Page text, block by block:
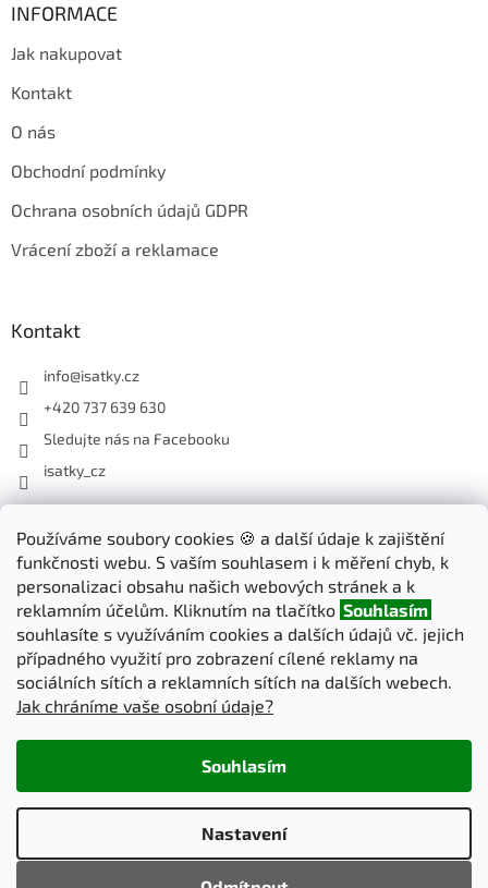
Používáme soubory cookies 🍪 a další údaje k zajištění
funkčnosti webu. S vaším souhlasem i k měření chyb, k
personalizaci obsahu našich webových stránek a k
reklamním účelům. Kliknutím na tlačítko Souhlasím
souhlasíte s využíváním cookies a dalších údajů vč. jejich
případného využití pro zobrazení cílené reklamy na
sociálních sítích a reklamních sítích na dalších webech.
Jak chráníme vaše osobní údaje?
Nastavení
Souhlasím
INFORMACE
Jak nakupovat
Kontakt
O nás
Obchodní podmínky
Ochrana osobních údajů GDPR
Vrácení zboží a reklamace
Kontakt
info@isatky.cz
+420 737 639 630
Sledujte nás na Facebooku
isatky_cz
Odebírat newsletter
Vložte svůj e-mail a my vám budeme zasílat informace o nových
produktech na našem e-shopu.
E-mail
PŘIHLÁSIT SE